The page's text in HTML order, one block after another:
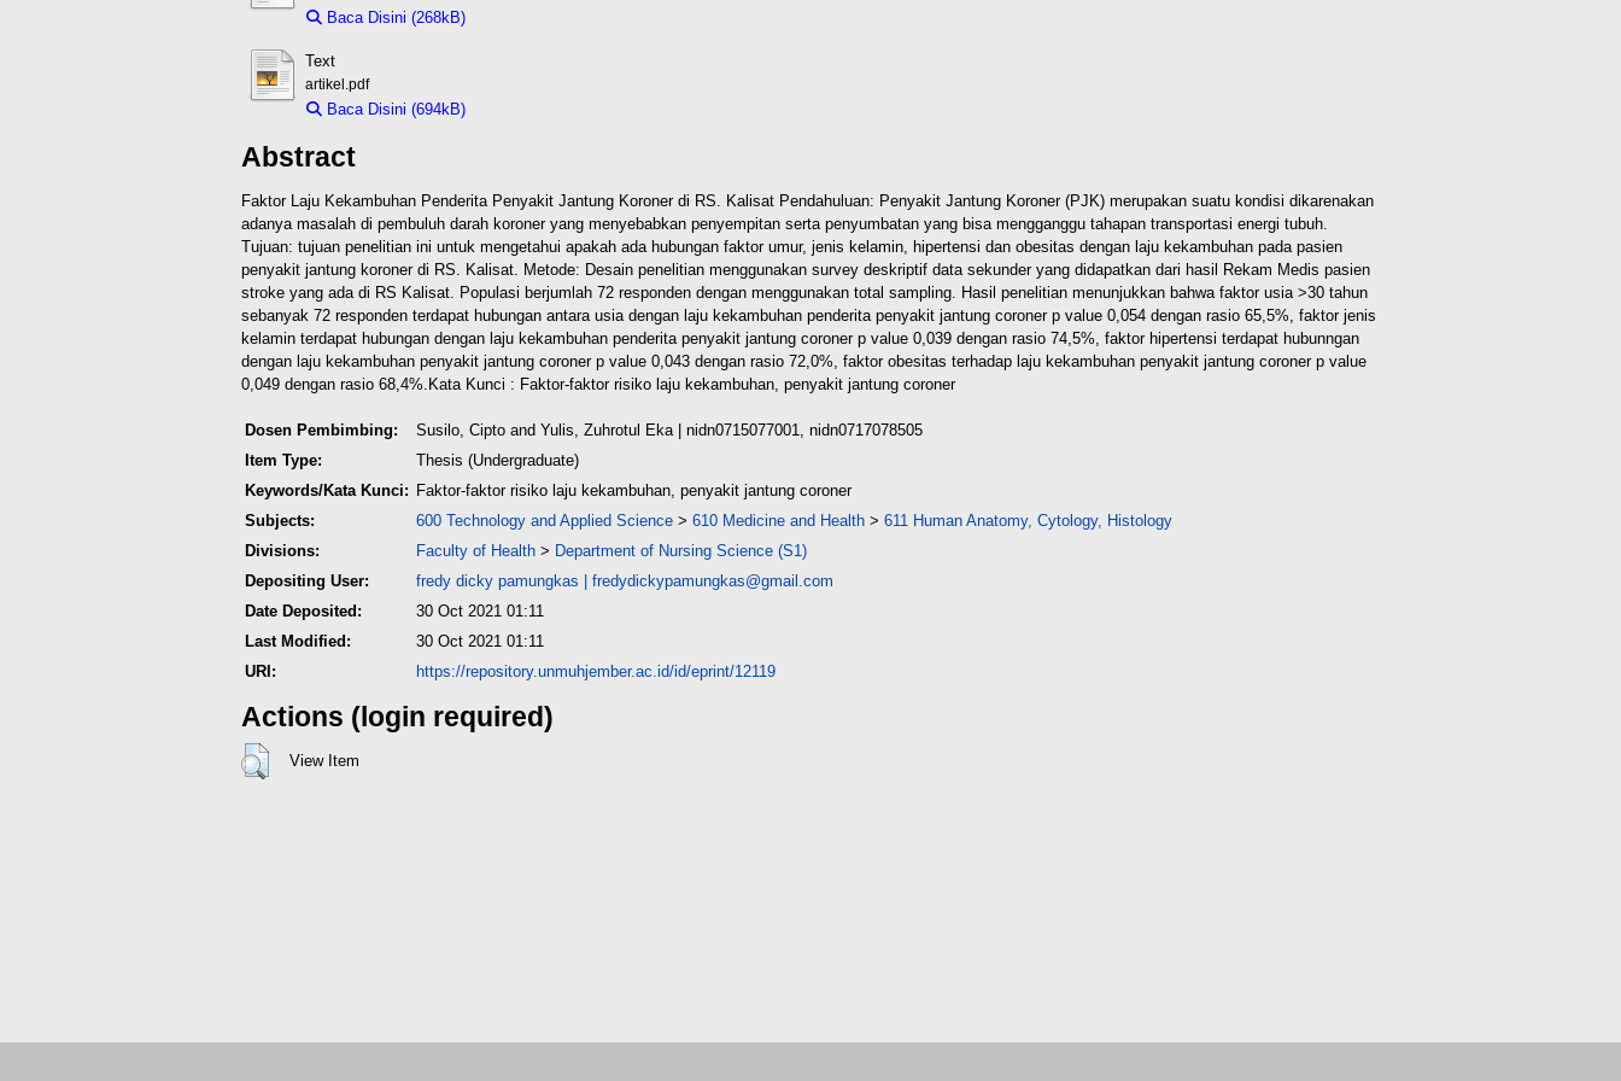
Baca Disini (268kB)
Text
artikel.pdf
Baca Disini (694kB)
Abstract
Faktor Laju Kekambuhan Penderita Penyakit Jantung Koroner di RS. Kalisat Pendahuluan: Penyakit Jantung Koroner (PJK) merupakan suatu kondisi dikarenakan
adanya masalah di pembuluh darah koroner yang menyebabkan penyempitan serta penyumbatan yang bisa mengganggu tahapan transportasi energi tubuh.
Tujuan: tujuan penelitian ini untuk mengetahui apakah ada hubungan faktor umur, jenis kelamin, hipertensi dan obesitas dengan laju kekambuhan pada pasien
penyakit jantung koroner di RS. Kalisat. Metode: Desain penelitian menggunakan survey deskriptif data sekunder yang didapatkan dari hasil Rekam Medis pasien
stroke yang ada di RS Kalisat. Populasi berjumlah 72 responden dengan menggunakan total sampling. Hasil penelitian menunjukkan bahwa faktor usia >30 tahun
sebanyak 72 responden terdapat hubungan antara usia dengan laju kekambuhan penderita penyakit jantung coroner p value 0,054 dengan rasio 65,5%, faktor jenis
kelamin terdapat hubungan dengan laju kekambuhan penderita penyakit jantung coroner p value 0,039 dengan rasio 74,5%, faktor hipertensi terdapat hubunngan
dengan laju kekambuhan penyakit jantung coroner p value 0,043 dengan rasio 72,0%, faktor obesitas terhadap laju kekambuhan penyakit jantung coroner p value
0,049 dengan rasio 68,4%. Kata Kunci : Faktor-faktor risiko laju kekambuhan, penyakit jantung coroner
Dosen Pembimbing: Susilo, Cipto and Yulis, Zuhrotul Eka | nidn0715077001, nidn0717078505
Item Type:
Thesis (Undergraduate)
Keywords/Kata Kunci: Faktor-faktor risiko laju kekambuhan, penyakit jantung coroner
Subjects:
600 Technology and Applied Science > 610 Medicine and Health > 611 Human Anatomy, Cytology, Histology
Divisions:
Faculty of Health > Department of Nursing Science (S1)
Depositing User:
fredy dicky pamungkas | fredydickypamungkas@gmail.com
Date Deposited:
30 Oct 2021 01:11
Last Modified:
30 Oct 2021 01:11
URI:
https://repository.unmuhjember.ac.id/id/eprint/12119
Actions (login required)
View Item